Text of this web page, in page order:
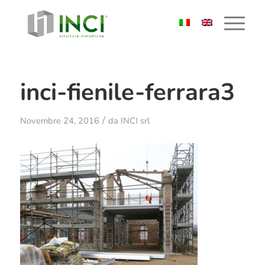
inci-fienile-ferrara3
Novembre 24, 2016 / da INCI srl